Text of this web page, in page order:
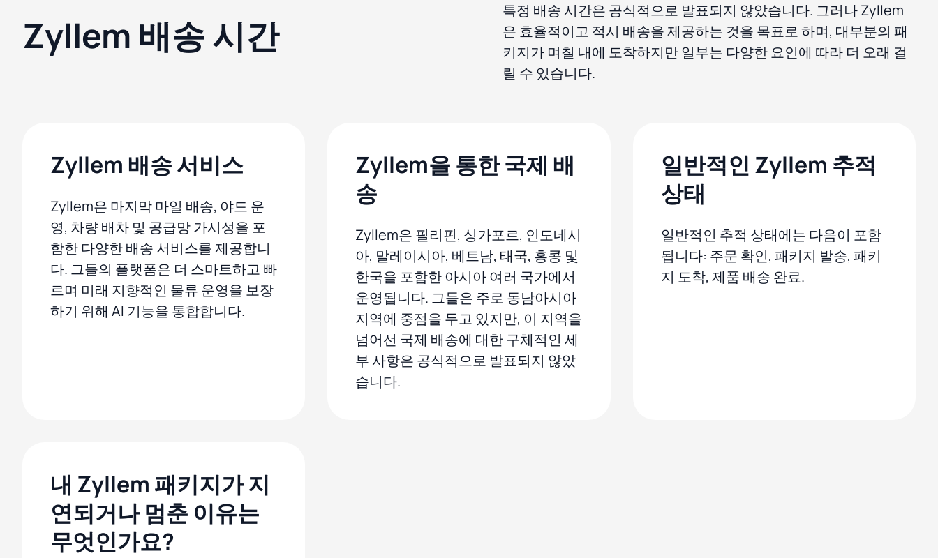
Zyllem 배송 시간
특정 배송 시간은 공식적으로 발표되지 않았습니다. 그러나 Zyllem
은 효율적이고 적시 배송을 제공하는 것을 목표로 하며, 대부분의 패
키지가 며칠 내에 도착하지만 일부는 다양한 요인에 따라 더 오래 걸
릴 수 있습니다.
Zyllem 배송 서비스
Zyllem은 마지막 마일 배송, 야드 운
영, 차량 배차 및 공급망 가시성을 포
함한 다양한 배송 서비스를 제공합니
다. 그들의 플랫폼은 더 스마트하고 빠
르며 미래 지향적인 물류 운영을 보장
하기 위해 AI 기능을 통합합니다.
Zyllem을 통한 국제 배
송
Zyllem은 필리핀, 싱가포르, 인도네시
아, 말레이시아, 베트남, 태국, 홍콩 및
한국을 포함한 아시아 여러 국가에서
운영됩니다. 그들은 주로 동남아시아
지역에 중점을 두고 있지만, 이 지역을
넘어선 국제 배송에 대한 구체적인 세
부 사항은 공식적으로 발표되지 않았
습니다.
일반적인 Zyllem 추적
상태
일반적인 추적 상태에는 다음이 포함
됩니다: 주문 확인, 패키지 발송, 패키
지 도착, 제품 배송 완료.
내 Zyllem 패키지가 지
연되거나 멈춘 이유는
무엇인가요?